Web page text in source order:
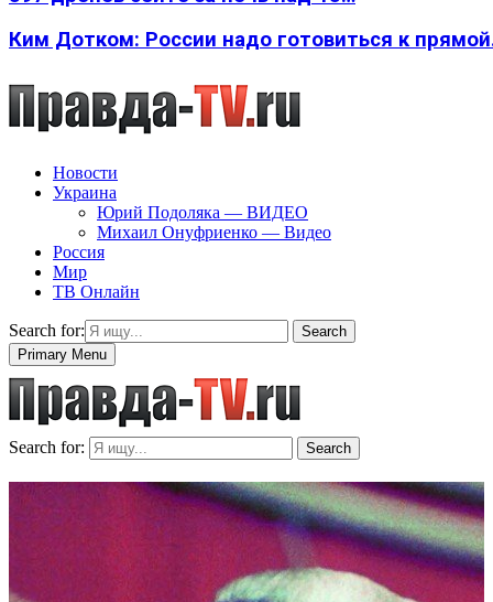
Ким Дотком: России надо готовиться к
Новости
Украина
Юрий Подоляка — ВИДЕО
Михаил Онуфриенко — Видео
Россия
Мир
ТВ Онлайн
Search for:
Search
Primary Menu
Search for: Search